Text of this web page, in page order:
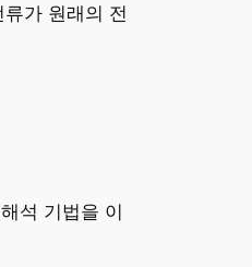
가 원래의 전
석 기법을 이